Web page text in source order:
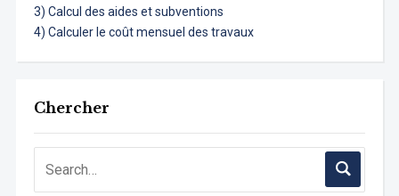
3) Calcul des aides et subventions
4) Calculer le coût mensuel des travaux
Chercher